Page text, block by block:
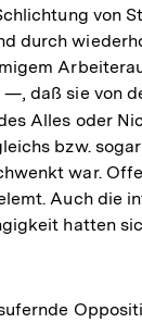
von
durch
daß sie von
Alles oder
bzw.
war.
Auch die
hatten